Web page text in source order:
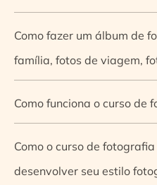
Como fazer um álbum de
família, fotos de viagem,
Como funciona o curso de
Como o curso de
desenvolver seu estilo